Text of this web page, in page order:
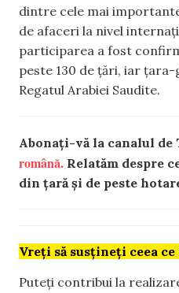
dintre cele mai
de afaceri la nivel
participarea a fost
peste 130 de țări, iar
Regatul Arabiei Saudite.
Abonați-vă la canalul de
română. Relatăm despre
din țară și de peste
Vreți să susțineți ceea ce
Puteți contribui la